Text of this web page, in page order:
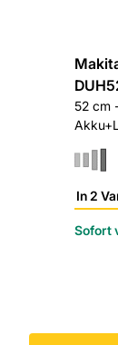
52 cm
In 2
Sofort